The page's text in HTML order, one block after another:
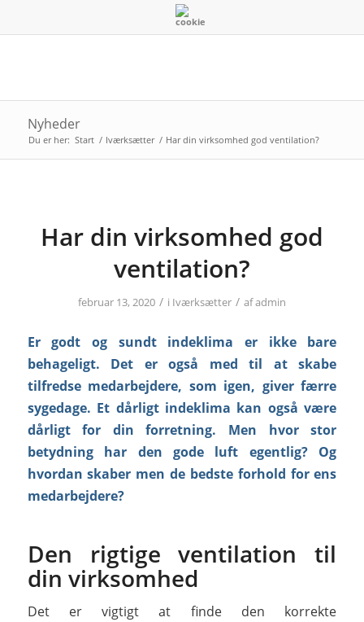
Nyheder
Du er her: Start / Iværksætter / Har din virksomhed god ventilation?
Har din virksomhed god
ventilation?
februar 13, 2020 / i Iværksætter / afadmin
Er godt og sundt indeklima er ikke bare
behageligt. Det er også med til at skabe
tilfredse medarbejdere, som igen, giver færre
sygedage. Et dårligt indeklima kan også være
dårligt for din forretning. Men hvor stor
betydning har den gode luft egentlig? Og
hvordan skaber men de bedste forhold for ens
medarbejdere?
Den rigtige ventilation til
din virksomhed
Det er vigtigt at finde den korrekte